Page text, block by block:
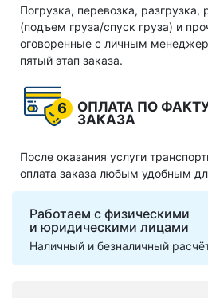
Погрузка, перевозка, разгрузка,
(подъем груза/спуск груза) и
оговоренные с личным
пятый этап заказа.
6
ОПЛАТА ПО
ЗАКАЗА
После оказания услуги
оплата заказа любым удобным
Работаем с физическими
и юридическими лицами
Наличный и безналичный